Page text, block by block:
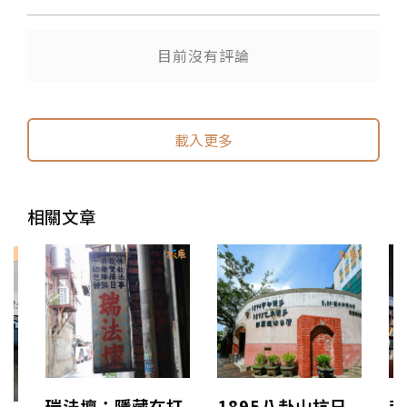
目前沒有評論
載入更多
相關文章